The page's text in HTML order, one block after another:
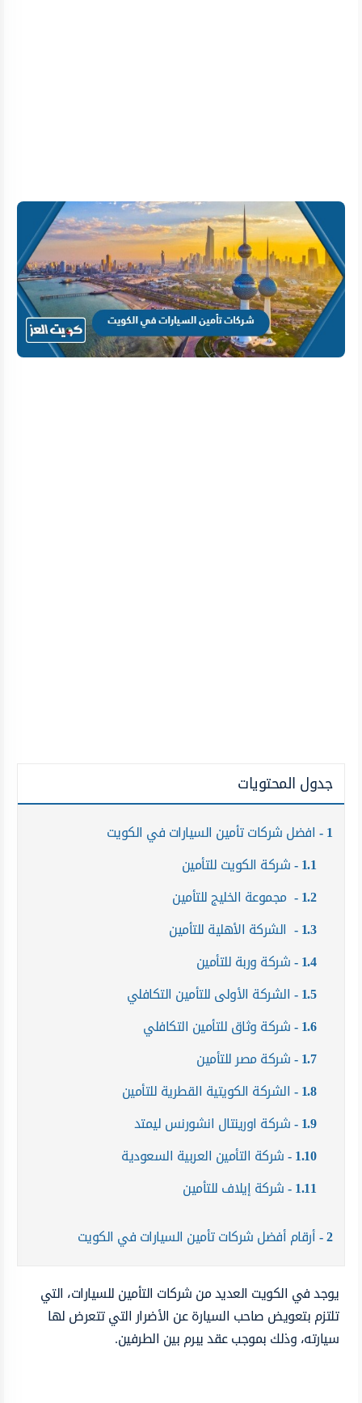
جدول المحتويات
1 افضل شركات تأمين السيارات في الكويت
1.1 شركة الكويت للتأمين
1.2
مجموعة الخليج للتأمين
1.3
الشركة الأهلية للتأمين
1.4 شركة وربة للتأمين
1.5 الشركة الأولى للتأمين التكافلي
1.6 شركة وثاق للتأمين التكافلي
1.7 شركة مصر للتأمين
1.8 الشركة الكويتية القطرية للتأمين
1.9 شركة اورينتال انشورنس ليمتد
1.10 شركة التأمين العربية السعودية
1.11 شركة إيلاف للتأمين
2 أرقام أفضل شركات تأمين السيارات في الكويت
يوجد في الكويت العديد من شركات التأمين للسيارات، التي
تلتزم بتعويض صاحب السيارة عن الأضرار التي تتعرض لها
سيارته، وذلك بموجب عقد يبرم بين الطرفين.